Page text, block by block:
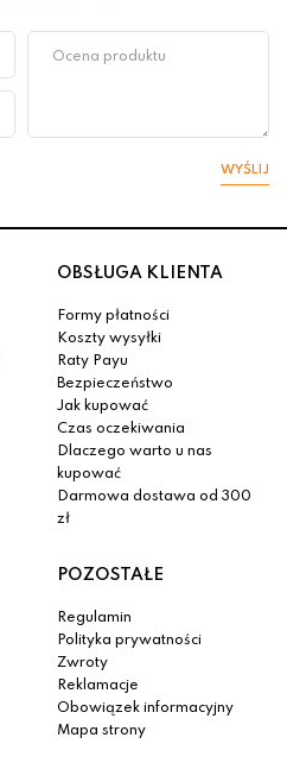
WYŚLIJ
OBSŁUGA KLIENTA
Formy płatności
Koszty wysyłki
Raty Payu
Bezpieczeństwo
Jak kupować
Czas oczekiwania
Dlaczego warto u nas
kupować
Darmowa dostawa od 300
zł
POZOSTAŁE
Regulamin
Polityka prywatności
Zwroty
Reklamacje
Obowiązek informacyjny
Mapa strony